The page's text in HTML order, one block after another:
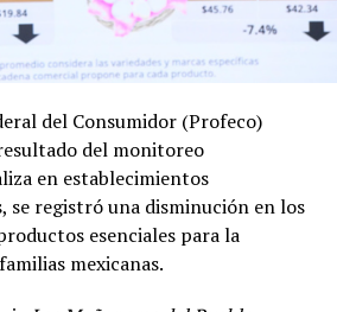
del Consumidor (Profeco)
del monitoreo
en establecimientos
se registró una disminución en los
esenciales para la
mexicanas.